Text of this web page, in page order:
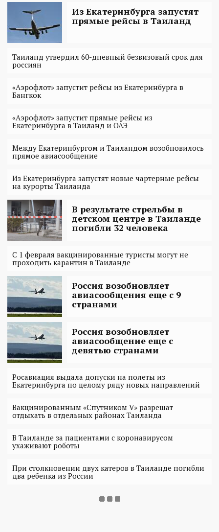
Из Екатеринбурга запустят
прямые рейсы в Таиланд
Таиланд утвердил 60-дневный безвизовый срок для
россиян
«Аэрофлот» запустит рейсы из Екатеринбурга в
Бангкок
«Аэрофлот» запустит прямые рейсы из
Екатеринбурга в Таиланд и ОАЭ
Между Екатеринбургом и Таиландом возобновилось
прямое авиасообщение
Из Екатеринбурга запустят новые чартерные рейсы
на курорты Таиланда
В результате стрельбы в
детском центре в Таиланде
погибли 32 человека
С 1 февраля вакцинированные туристы могут не
проходить карантин в Таиланде
Россия возобновляет
авиасообщения еще с 9
странами
Россия возобновляет
авиасообщение еще с
девятью странами
Росавиация выдала допуски на полеты из
Екатеринбурга по целому ряду новых направлений
Вакцинированным «Спутником V» разрешат
отдыхать в отдельных районах Таиланда
В Таиланде за пациентами с коронавирусом
ухаживают роботы
При столкновении двух катеров в Таиланде погибли
два ребенка из России